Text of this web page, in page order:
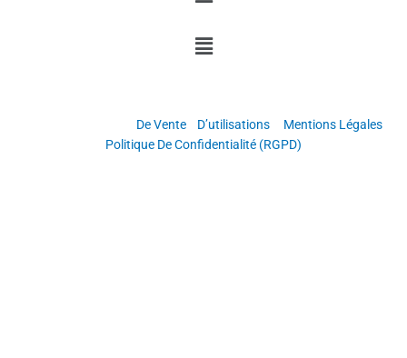
Menu
De Vente D’utilisations Mentions Légales
Politique De Confidentialité (RGPD)